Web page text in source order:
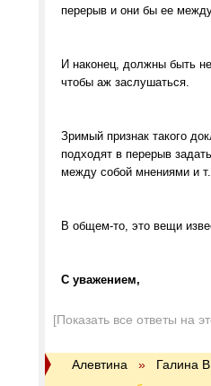
перерыв и они бы ее
И наконец, должны быть
чтобы аж заслушаться.
Зримый признак такого
подходят в перерыв
между собой мнениями и
В общем-то, это вещи
С уважением,
[Показать все ответы на
Алевтина » Галина